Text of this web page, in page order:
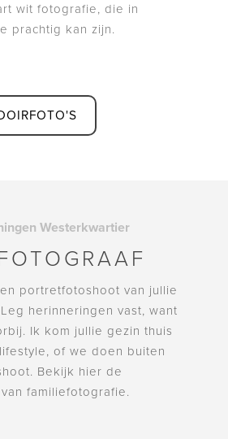
wit fotografie, die in
prachtig kan zijn.
Westerkwartier
portretfotoshoot van jullie
herinneringen vast, want
Ik kom jullie gezin thuis
of we doen buiten
Bekijk hier de
familiefotografie.